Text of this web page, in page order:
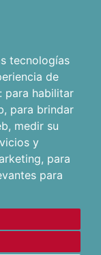
tecnologías
de
para habilitar
, para brindar
, medir su
y
, para
para